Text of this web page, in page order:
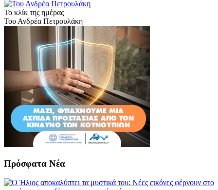
Το κλίκ της ημέρας
Του Ανδρέα Πετρουλάκη
Πρόσφατα Νέα